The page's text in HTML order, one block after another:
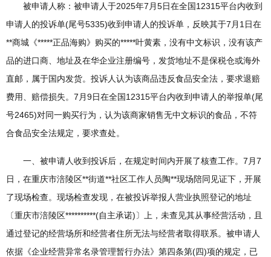
被申请人称：被申请人于2025年7月5日在全国12315平台内收到
申请人的投诉单(尾号5335)收到申请人的投诉单，反映其于7月1日在
**商城《*****正品海购》购买的*****叶黄素，没有中文标识，没有该产
品的进口商、地址及在华企业注册编号，发货地址不是保税仓或海外
直邮，属于国内发货。投诉人认为该商品违反食品安全法，要求退赔
费用、赔偿损失。7月9日在全国12315平台内收到申请人的举报单(尾
号2465)对同一购买行为，认为该商家销售无中文标识的食品，不符
合食品安全法规定，要求查处。
一、被申请人收到投诉后，在规定时间内开展了核查工作。7月7
日，在重庆市涪陵区**街道**社区工作人员陶**现场陪同见证下，开展
了现场检查。现场检查发现，在被投诉举报人营业执照登记的地址
〔重庆市涪陵区**********(自主承诺)〕上，未查见其从事经营活动，且
通过登记的经营场所和经营者住所无法与经营者取得联系。被申请人
依据《企业经营异常名录管理暂行办法》第四条第(四)项的规定，已